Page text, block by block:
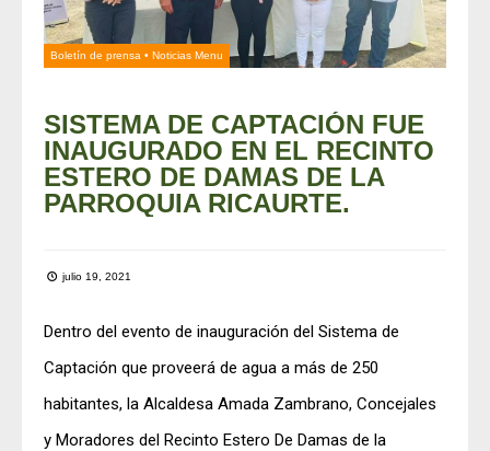
Boletín de prensa • Noticias Menu
SISTEMA DE CAPTACIÓN FUE
INAUGURADO EN EL RECINTO
ESTERO DE DAMAS DE LA
PARROQUIA RICAURTE.
julio 19, 2021
Dentro del evento de inauguración del Sistema de
Captación que proveerá de agua a más de 250
habitantes, la Alcaldesa Amada Zambrano, Concejales
y Moradores del Recinto Estero De Damas de la